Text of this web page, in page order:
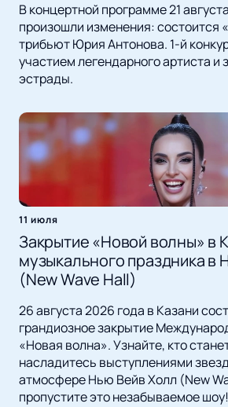
В концертной программе 21
произошли изменения: состоится
трибьют Юрия Антонова. 1-й
участием легендарного артиста и
эстрады.
11 июля
Закрытие «Новой волны» в
музыкального праздника в
(New Wave Hall)
26 августа 2026 года в Казани
грандиозное закрытие
«Новая волна». Узнайте, кто
насладитесь выступлениями
атмосфере Нью Вейв Холл (New
пропустите это незабываемое шоу!